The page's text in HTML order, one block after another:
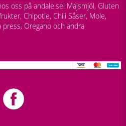
oss på andale.se! Majsmjöl, Gluten
Chipotle, Chili Såser, Mole,
press, Oregano och andra